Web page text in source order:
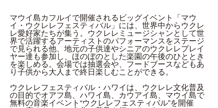
マウイ島カフルイで開催されるビッグイベント「マウ
イ・ウクレレフェスティバル」には、世界中からウクレ
レ愛好家たちが集う。ウクレレミュージシャンとして世
界で活躍するアーティストのパフォーマンスをステージ
で見られる他、地元の子供達やシニアのウクレレプレイ
ヤー達も参加し、ほのぼのとした楽園の午後のひととき
を楽しめる。会場では抽選会や、フードブースなどもあ
り子供から大人まで終日楽しむことができる。
ウクレレフェスティバル・ハワイは、ウクレレ文化普及
の目的でオアフ島、ハワイ島、カウアイ島、マウイ島で
無料の音楽イベント“ウクレレフェスティバル”を開催